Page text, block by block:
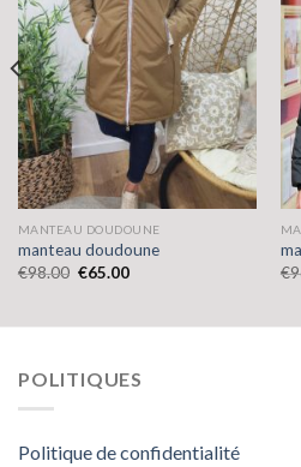
MANTEAU DOUDOUNE
manteau doudoune
€98.00 €65.00
€
POLITIQUES
Politique de confidentialité